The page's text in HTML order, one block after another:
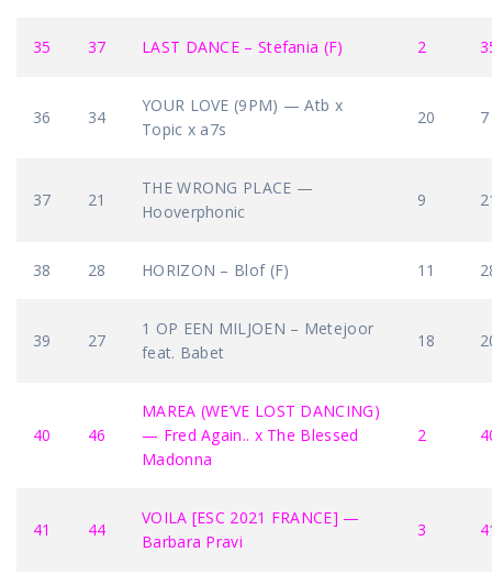
35 37 LAST DANCE – Stefania (F) 2
36 34
YOUR LOVE (9PM) — Atb x
Topic x a7s
20 7
37 21
THE WRONG PLACE —
Hooverphonic
9
38 28 HORIZON – Blof (F) 11
39 27
1 OP EEN MILJOEN – Metejoor
feat. Babet
18
40 46
MAREA (WE’VE LOST DANCING)
— Fred Again.. x The Blessed
Madonna
2
41 44
VOILA [ESC 2021 FRANCE] —
Barbara Pravi
3